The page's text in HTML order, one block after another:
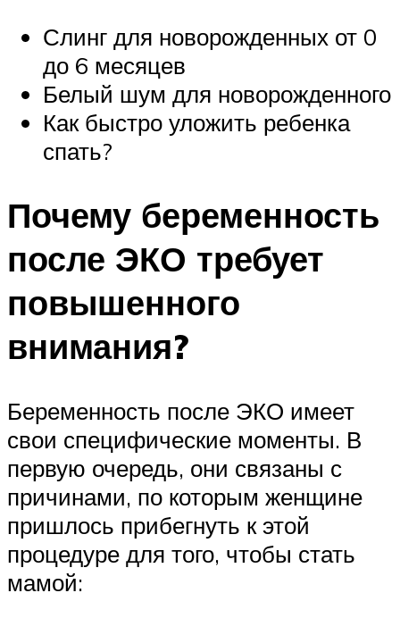
Слинг для новорожденных от 0
до 6 месяцев
Белый шум для новорожденного
Как быстро уложить ребенка
спать?
Почему беременность
после ЭКО требует
повышенного
внимания?
Беременность после ЭКО имеет
свои специфические моменты. В
первую очередь, они связаны с
причинами, по которым женщине
пришлось прибегнуть к этой
процедуре для того, чтобы стать
мамой: